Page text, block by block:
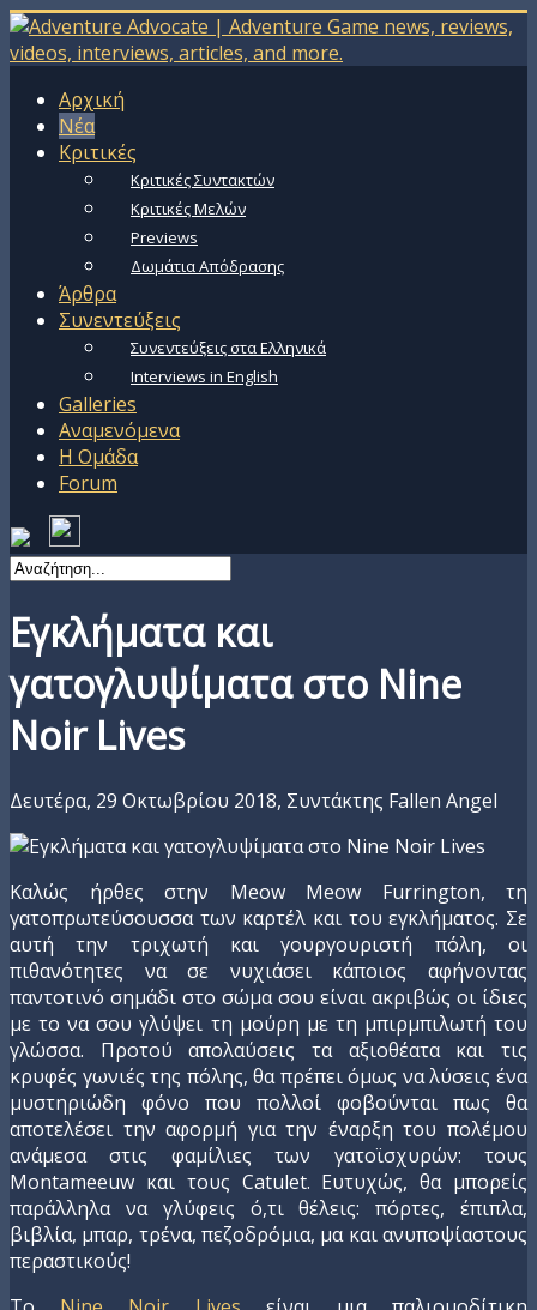
Αρχική
Νέα
Κριτικές
Κριτικές Συντακτών
Κριτικές Μελών
Previews
Δωμάτια Απόδρασης
Άρθρα
Συνεντεύξεις
Συνεντεύξεις στα Ελληνικά
Interviews in English
Galleries
Αναμενόμενα
Η Ομάδα
Forum
Εγκλήματα και
γατογλυψίματα στο Nine
Noir Lives
Δευτέρα, 29 Οκτωβρίου 2018, Συντάκτης Fallen Angel
Καλώς ήρθες στην Meow Meow Furrington, τη
γατοπρωτεύσουσσα των καρτέλ και του εγκλήματος. Σε
αυτή την τριχωτή και γουργουριστή πόλη, οι
πιθανότητες να σε νυχιάσει κάποιος αφήνοντας
παντοτινό σημάδι στο σώμα σου είναι ακριβώς οι ίδιες
με το να σου γλύψει τη μούρη με τη μπιρμπιλωτή του
γλώσσα. Προτού απολαύσεις τα αξιοθέατα και τις
κρυφές γωνιές της πόλης, θα πρέπει όμως να λύσεις ένα
μυστηριώδη φόνο που πολλοί φοβούνται πως θα
αποτελέσει την αφορμή για την έναρξη του πολέμου
ανάμεσα στις φαμίλιες των γατοϊσχυρών: τους
Montameeuw και τους Catulet. Ευτυχώς, θα μπορείς
παράλληλα να γλύφεις ό,τι θέλεις: πόρτες, έπιπλα,
βιβλία, μπαρ, τρένα, πεζοδρόμια, μα και ανυποψίαστους
περαστικούς!